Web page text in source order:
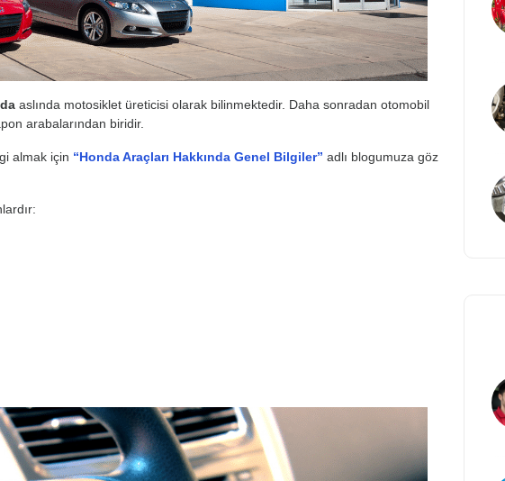
aslında motosiklet üreticisi olarak bilinmektedir. Daha sonradan otomobil
arabalarından biridir.
almak için “Honda Araçları Hakkında Genel Bilgiler” adlı blogumuza göz